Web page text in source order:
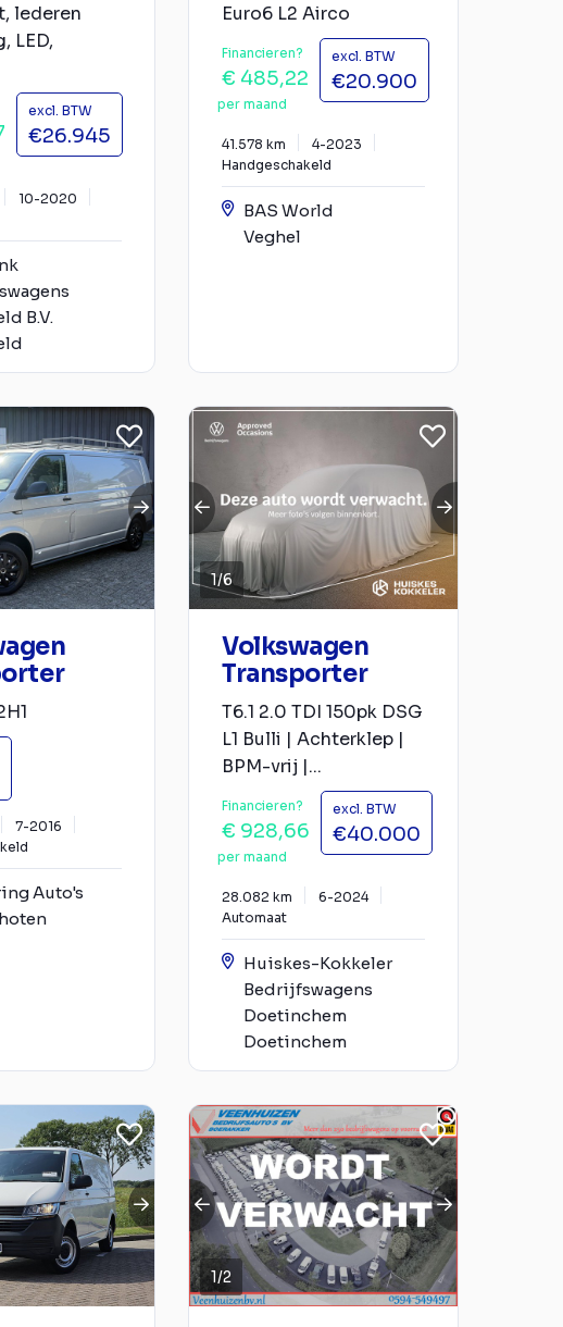
lederen
LED,
excl. BTW
€26.945
10-2020
B.V.
Euro6 L2 Airco
Financieren?
€ 485,22
per maand
excl. BTW
€20.900
41.578 km
4-2023
Handgeschakeld
BAS World
Veghel
7-2016
Auto's
1/6
Volkswagen
Transporter
T6.1 2.0 TDI 150pk DSG
L1 Bulli | Achterklep |
BPM-vrij |...
Financieren?
€ 928,66
per maand
excl. BTW
€40.000
28.082 km
6-2024
Automaat
Huiskes-Kokkeler
Bedrijfswagens
Doetinchem
Doetinchem
1/2